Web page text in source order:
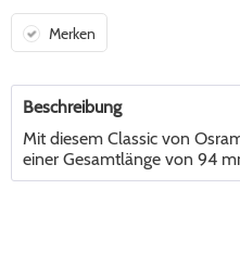
Merken
Beschreibung
Mit diesem Classic von
einer Gesamtlänge von 94